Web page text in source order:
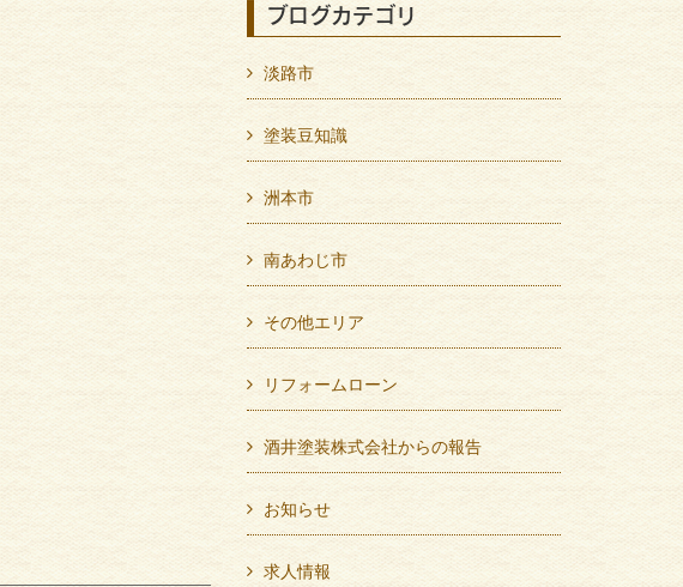
ブログカテゴリ
淡路市
塗装豆知識
洲本市
南あわじ市
その他エリア
リフォームローン
酒井塗装株式会社からの報告
お知らせ
求人情報